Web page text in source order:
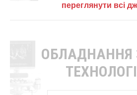
переглянути всі
ОБЛАДНАННЯ